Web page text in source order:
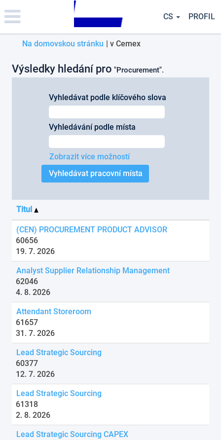
note:
This
website
includes
accessibility
system.
CS PROFIL
Na domovskou stránku | v Cemex(aktuální
Výsledky hledání pro "Procurement".
Vyhledávat podle klíčového slova
Vyhledávání podle místa
Zobrazit více možností
Titul
(CEN) PROCUREMENT PRODUCT ADVISOR
60656
19. 7. 2026
Analyst Supplier Relationship Management
62046
4. 8. 2026
Attendant Storeroom
61657
31. 7. 2026
Lead Strategic Sourcing
60377
12. 7. 2026
Lead Strategic Sourcing
61318
2. 8. 2026
Lead Strategic Sourcing CAPEX